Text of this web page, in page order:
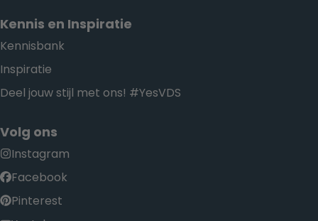
Kennis en Inspiratie
Kennisbank
Inspiratie
Deel jouw stijl met ons! #YesVDS
Volg ons
Instagram
Facebook
Pinterest